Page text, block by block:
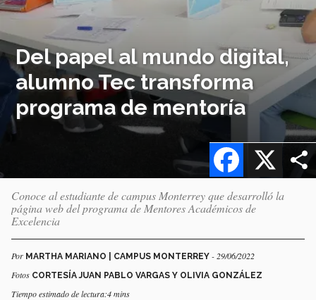
Del papel al mundo digital,
alumno Tec transforma
programa de mentoría
X
Facebook
Conoce al estudiante de campus Monterrey que desarrolló la
página web del programa de Mentores Académicos de
Excelencia
Por MARTHA MARIANO | CAMPUS MONTERREY - 29/06/2022
Fotos CORTESÍA JUAN PABLO VARGAS Y OLIVIA GONZÁLEZ
Tiempo estimado de lectura:4 mins